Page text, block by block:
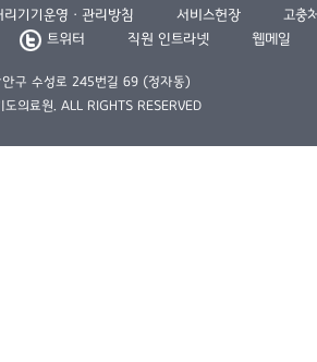
기기운영ㆍ관리방침 서비스헌장
고충
트위터 직원 인트라넷 웹메일
구 수성로 245번길 69 (정자동)
의료원. ALL RIGHTS RESERVED